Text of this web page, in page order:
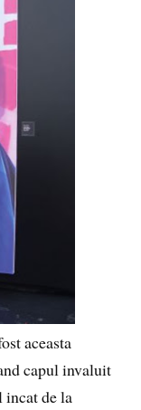
aceasta
capul invaluit
incat de la